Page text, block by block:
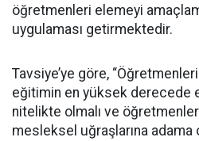
öğretmenleri elemeyi
uygulaması getirmektedir.
Tavsiye’ye göre,
eğitimin en yüksek derecede
nitelikte olmalı ve
mesleksel uğraşlarına adama